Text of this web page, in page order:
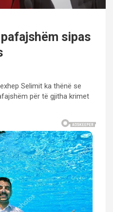
sipas
Selimit ka thënë se
për të gjitha krimet